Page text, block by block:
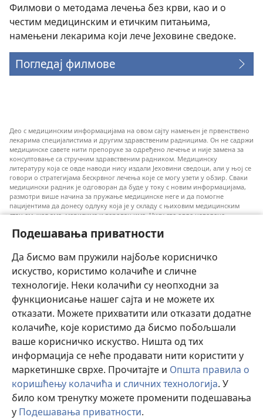
Подешавања приватности
Да бисмо вам пружили најбоље корисничко
искуство, користимо колачиће и сличне
технологије. Неки колачићи су неопходни за
функционисање нашег сајта и не можете их
отказати. Можете прихватити или отказати додатне
колачиће, које користимо да бисмо побољшали
ваше корисничко искуство. Ништа од тих
информација се неће продавати нити користити у
маркетиншке сврхе. Прочитајте и Општа правила о
коришћењу колачића и сличних технологија. У
било ком тренутку можете променити подешавања
у Подешавања приватности.
Филмови о методама лечења без крви, као и о
честим медицинским и етичким питањима,
намењени лекарима који лече Јеховине сведоке.
Погледај филмове
Део с медицинским информацијама на овом сајту намењен је првенствено
лекарима специјалистима и другим здравственим радницима. Он не садржи
медицинске савете нити препоруке за одређено лечење и није замена за
консултовање са стручним здравственим радником. Медицинску
литературу која се овде наводи нису издали Јеховини сведоци, али у њој се
говори о стратегијама бескрвног лечења које се могу узети у обзир. Сваки
медицински радник је одговоран да буде у току с новим информацијама,
размотри више начина за пружање медицинске неге и да помогне
пацијентима да донесу одлуку која је у складу с њиховим медицинским
стањем, жељама, мерилима и веровањима. Нису све овде наведене
За пацијенте: Увек се консултујте с вашим лекаром или другим
стањем и лечењем. Ако сматрате да имате здравствених проблема,
обратите се лекару.
Коришћење овог веб-сајта прописано је правилима коришћења.
Подешавање изгледа
Copyright© 2026 Watch Tower Bible and Tract Society of Pennsylvania.
ПРАВИЛА КОРИШЋЕЊА|ПРИВАТНОСТ